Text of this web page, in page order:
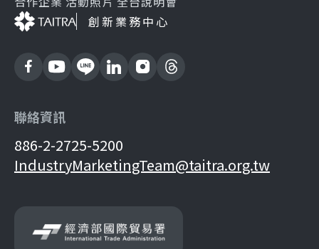
創新業務中心
聯絡資訊
886-2-2725-5200
IndustryMarketingTeam@taitra.org.tw